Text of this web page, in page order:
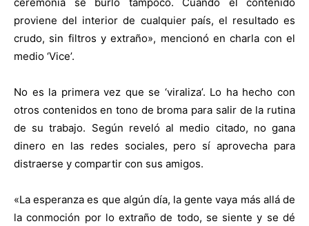
ceremonia se burló tampoco. Cuando el contenido
proviene del interior de cualquier país, el resultado es
crudo, sin filtros y extraño», mencionó en charla con el
medio ‘Vice’.
No es la primera vez que se ‘viraliza’. Lo ha hecho con
otros contenidos en tono de broma para salir de la rutina
de su trabajo. Según reveló al medio citado, no gana
dinero en las redes sociales, pero sí aprovecha para
distraerse y compartir con sus amigos.
«La esperanza es que algún día, la gente vaya más allá de
la conmoción por lo extraño de todo, se siente y se dé